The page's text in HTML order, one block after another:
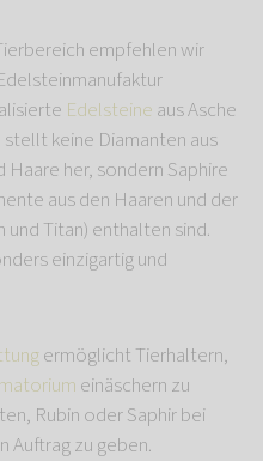
empfehlen wir
Edelsteine aus Asche
keine Diamanten aus
her, sondern Saphire
aus den Haaren und der
und Titan) enthalten sind.
einzigartig und
ermöglicht Tierhaltern,
einäschern zu
Rubin oder Saphir bei
zu geben.